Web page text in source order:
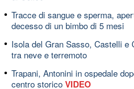
Tracce di sangue e sperma,
decesso di un bimbo di 5 mesi
Isola del Gran Sasso, Castelli e
tra neve e terremoto
Trapani, Antonini in ospedale
centro storico VIDEO